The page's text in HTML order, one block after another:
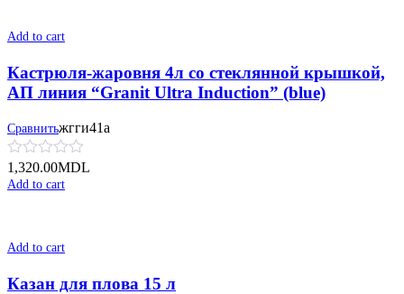
Add to cart
Кастрюля-жаровня 4л со стеклянной крышкой,
АП линия “Granit Ultra Induction” (blue)
Сравнитьжгги41а
1,320.00MDL
Add to cart
Add to cart
Казан для плова 15 л